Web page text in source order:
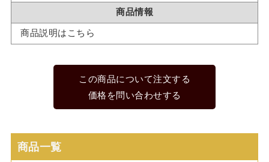
商品情報
商品説明はこちら
この商品について注文する
価格を問い合わせする
商品一覧